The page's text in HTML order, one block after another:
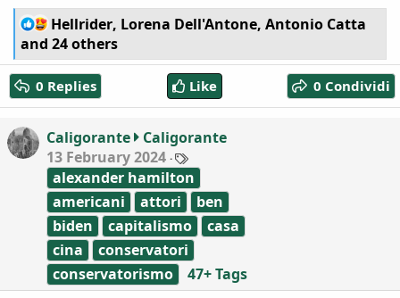
R
e
c
t
i
n
s
Hellrider, Lorena Dell'Antone, Antonio Catta
and 24 others
0 Replies Like 0 Condividi
Caligorante
Caligorante
13 February 2024
a
g
s
alexander hamilton
americani
attori
ben
biden
capitalismo
casa
cina
conservatori
conservatorismo
47+ Tags